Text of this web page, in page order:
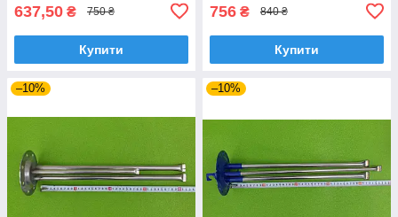
637,50 ₴ 750 ₴
Купити
756 ₴ 840 ₴
Купити
–10% –10%